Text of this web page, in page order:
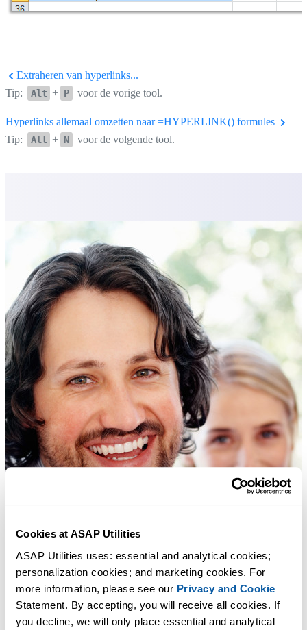
Cookies at ASAP Utilities
ASAP Utilities uses: essential and analytical cookies;
personalization cookies; and marketing cookies. For
more information, please see our Privacy and Cookie
Statement. By accepting, you will receive all cookies. If
you decline, we will only place essential and analytical
Extraheren van hyperlinks...
Tip:
Alt + P voor de vorige tool.
Hyperlinks allemaal omzetten naar =HYPERLINK() formules
Tip:
Alt + N voor de volgende tool.